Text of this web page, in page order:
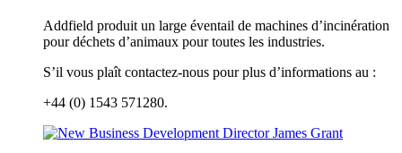
Addfield produit un large éventail de machines d’incinération
pour déchets d’animaux pour toutes les industries.
S’il vous plaît contactez-nous pour plus d’informations au :
+44 (0) 1543 571280.